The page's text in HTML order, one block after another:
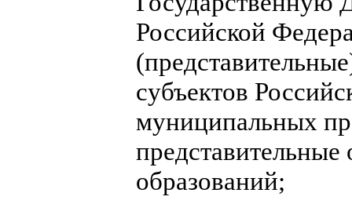
Российской
субъектов
муниципальных
образований;